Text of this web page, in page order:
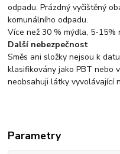
odpadu. Prázdný vyčištěný
komunálního odpadu.
Více než 30 % mýdla, 5-
Další nebezpečnost
Směs ani složky nejsou k
klasifikovány jako PBT nebo
neobsahuji látky vyvolávající
Parametry